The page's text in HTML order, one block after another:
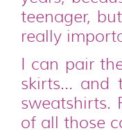
teenager,
really
I can pair
skirts… and
sweatshirts.
of all those